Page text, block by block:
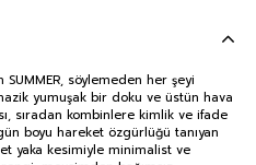
SUMMER, söylemeden her şeyi
yumuşak bir doku ve üstün hava
sıradan kombinlere kimlik ve ifade
boyu hareket özgürlüğü tanıyan
yaka kesimiyle minimalist ve